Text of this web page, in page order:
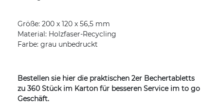
Größe: 200 x 120 x 56,5 mm
Material: Holzfaser-Recycling
Farbe: grau unbedruckt
Bestellen sie hier die praktischen 2er Bechertabletts
zu 360 Stück im Karton für besseren Service im to go
Geschäft.